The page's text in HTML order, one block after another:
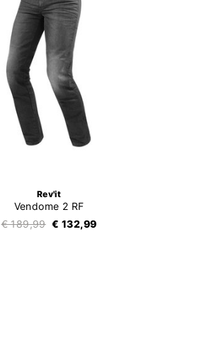
Rev'it
Vendome 2 RF
€ 189,99 € 132,99